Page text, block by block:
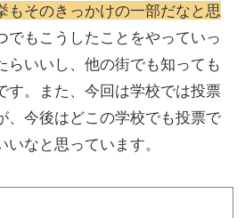
もそのきっかけの一部だなと思
でもこうしたことをやっていっ
らいいし、他の街でも知っても
す。また、今回は学校では投票
、今後はどこの学校でも投票で
なと思っています。